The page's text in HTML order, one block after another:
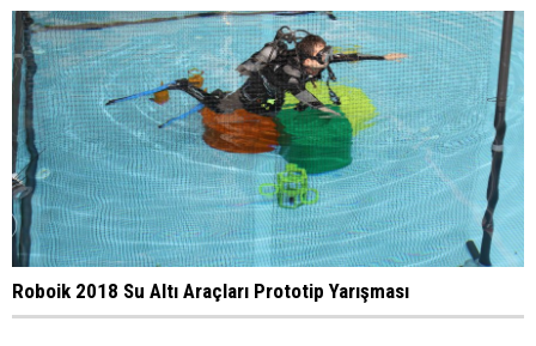
Roboik 2018 Su Altı Araçları Prototip Yarışması